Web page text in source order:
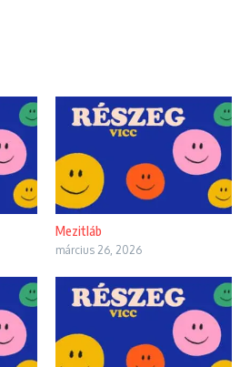
Mezitláb
március 26, 2026